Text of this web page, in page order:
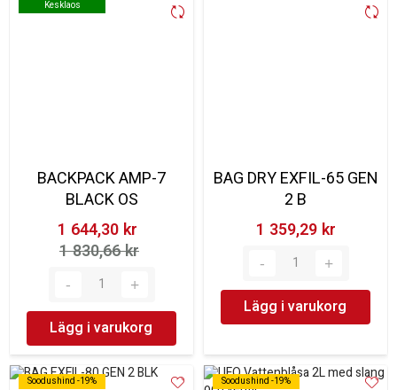
Kesklaos
Kesklaos
BACKPACK AMP-7
BLACK OS
1 644,30 kr‎
1 830,66 kr‎
Lägg i varukorg
BAG DRY EXFIL-65 GEN
2 B
1 359,29 kr‎
Lägg i varukorg
Soodushind -19%
Soodushind -19%
Soodushind -19%
Soodushind -19%